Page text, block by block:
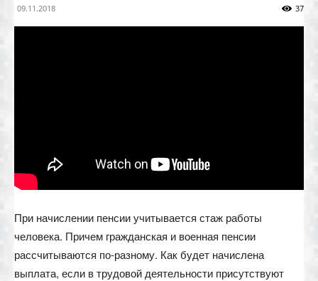
09.11.2018 37
При начислении пенсии учитывается стаж работы
человека. Причем гражданская и военная пенсии
рассчитываются по-разному. Как будет начислена
выплата, если в трудовой деятельности присутствуют